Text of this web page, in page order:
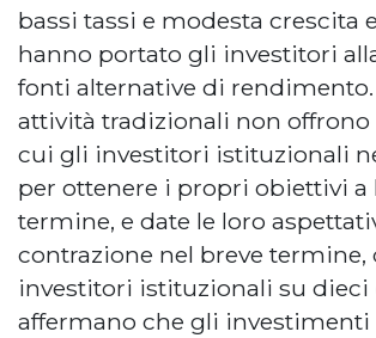
bassi tassi e modesta crescita
hanno portato gli investitori
fonti alternative di rendimento.
attività tradizionali non
cui gli investitori istituzionali
per ottenere i propri obiettivi a
termine, e date le loro
contrazione nel breve termine,
investitori istituzionali su dieci
affermano che gli investimenti